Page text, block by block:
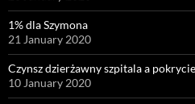
1% dla Szymona
21 January 2020
Czynsz dzierżawny szpitala a
10 January 2020